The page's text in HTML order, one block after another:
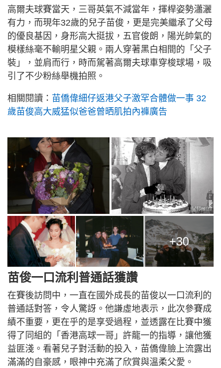
高爾夫球賽當天，三哥英氣不減當年，揮桿姿勢瀟灑
有力，而現年32歲的兒子苗俊，更是完美繼承了父母
的優良基因，身形高大挺拔，五官俊朗，陽光帥氣的
模樣絲毫不輸明星父親。兩人穿著黑白相間的「父子
裝」，並肩而行，時而駕著高爾夫球車穿梭球場，吸
引了不少粉絲舉機拍照。
相關閱讀： 苗僑偉細仔返港父子激罕合體做一事 32
歲苗俊高大威猛似爸爸曾晒肌拍內褲廣告
+30
苗俊一口流利普通話獲讚
在賽後訪問中，一直在國外成長的苗俊以一口流利的
普通話對答，令人驚訝。他謙虛地表示，此次參賽成
績不重要，更在乎的是享受過程，並透露在比賽中獲
得了同組的「香港高球一哥」許龍一的指導，讓他獲
益匪淺。看著兒子對活動的投入，苗僑偉臉上流露出
滿滿的自豪感，眼神中充滿了欣賞與溫柔父愛。